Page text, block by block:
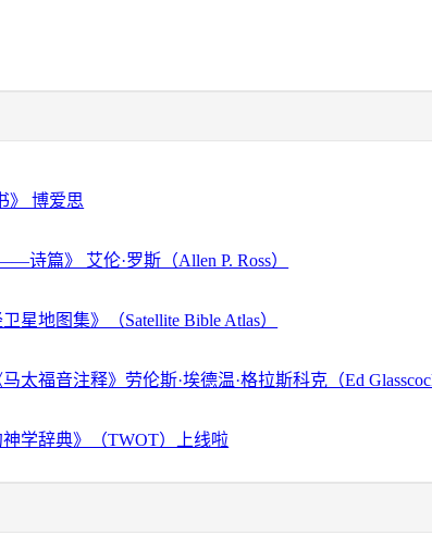
》 博爱思
诗篇》 艾伦·罗斯（Allen P. Ross）
星地图集》（Satellite Bible Atlas）
太福音注释》劳伦斯·埃德温·格拉斯科克（Ed
学辞典》（TWOT）上线啦